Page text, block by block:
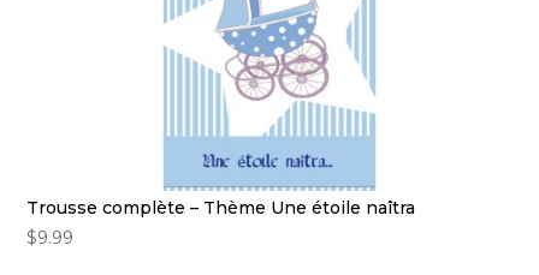
Trousse complète – Thème Une étoile naîtra
$9.99